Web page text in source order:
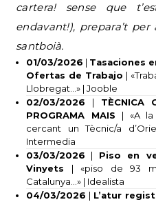
cartera! sense que
endavant!), prepara’t
santboià.
01/03/2026 | Tasaciones
Ofertas de Trabajo |
Llobregat…» | Jooble
02/03/2026 | TÈCNICA
PROGRAMA MAIS | «A la
cercant un Tècnic/a
Intermedia
03/03/2026 | Piso en
Vinyets | «piso de 93
Catalunya…» | Idealista
04/03/2026 | L’atur